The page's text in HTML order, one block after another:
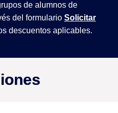
de alumnos de
del formulario Solicitar
descuentos aplicables.